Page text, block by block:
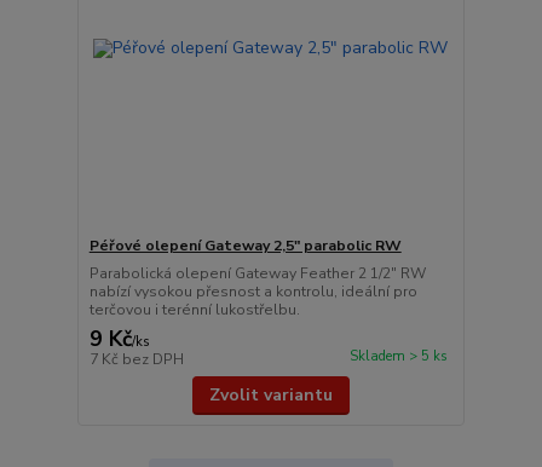
Péřové olepení Gateway 2,5" parabolic RW
Parabolická olepení Gateway Feather 2 1/2" RW
nabízí vysokou přesnost a kontrolu, ideální pro
terčovou i terénní lukostřelbu.
9 Kč/ks
7 Kč bez DPH Skladem > 5 ks
Zvolit variantu